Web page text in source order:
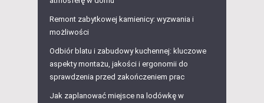
Remont zabytkowej kamienicy: wyzwania i
możliwości
Odbiór blatu i zabudowy kuchennej: kluczowe
aspekty montażu, jakości i ergonomii do
sprawdzenia przed zakończeniem prac
Jak zaplanować miejsce na lodówkę w